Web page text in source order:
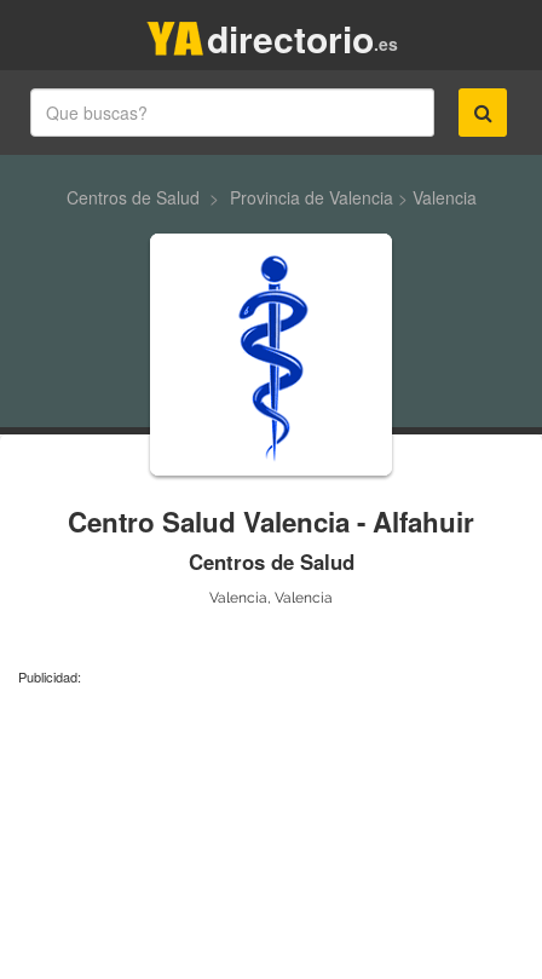
.es
directorio
Centros de Salud > Provincia de Valencia> Valencia
Centro Salud Valencia - Alfahuir
Centros de Salud
Valencia, Valencia
Publicidad: